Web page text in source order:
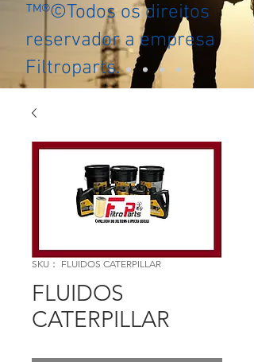
™®©Todos os direitos
reservador a empresa
Filtroparts.
SKU： FLUIDOS CATERPILLAR
FLUIDOS
CATERPILLAR